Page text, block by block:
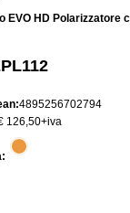
EVO HD Polarizzatore
4895256702794
126,50+iva